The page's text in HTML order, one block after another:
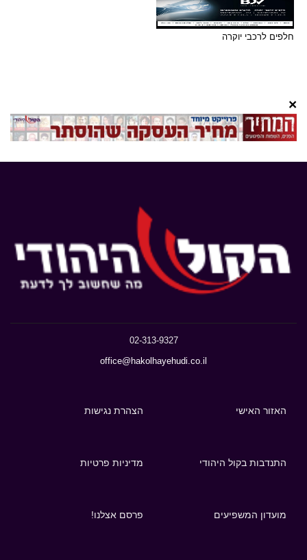
חלפים לרכבי יוקרה
×
02-313-9327
office@hakolhayehudi.co.il
האזור האישי הצהרת נגישות
התנדבות בקול היהודי מדיניות פרטיות
מועדון המשפיעים פרסם אצלנו!